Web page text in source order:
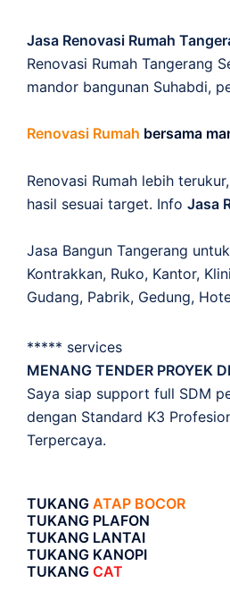
Jasa Renovasi Rumah
Renovasi Rumah Tangerang
mandor bangunan Suhabdi,
Renovasi Rumah bersama
Renovasi Rumah lebih
hasil sesuai target. Info Jasa
Jasa Bangun Tangerang
Kontrakkan, Ruko, Kantor,
Gudang, Pabrik, Gedung,
***** services
MENANG TENDER PROYEK
Saya siap support full SDM
dengan Standard K3
Terpercaya.
TUKANG ATAP BOCOR
TUKANG PLAFON
TUKANG LANTAI
TUKANG KANOPI
TUKANG CAT